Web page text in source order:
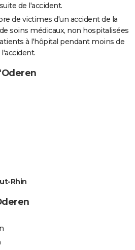
de l'accident.
de victimes d'un accident de la
soins médicaux, non hospitalisées
à l'hôpital pendant moins de
Rhin